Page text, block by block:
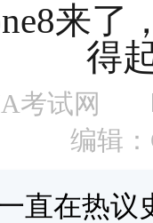
来了
得
考试网
编辑
直在热议